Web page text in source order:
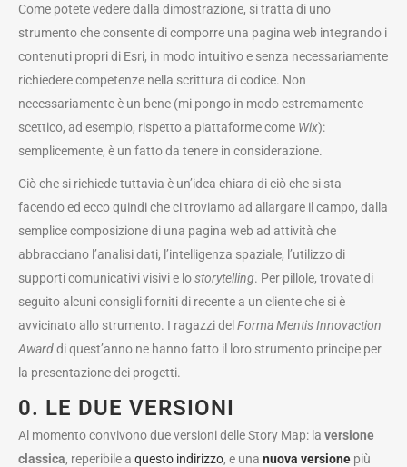
Come potete vedere dalla dimostrazione, si tratta di uno
strumento che consente di comporre una pagina web integrando i
contenuti propri di Esri, in modo intuitivo e senza necessariamente
richiedere competenze nella scrittura di codice. Non
necessariamente è un bene (mi pongo in modo estremamente
scettico, ad esempio, rispetto a piattaforme come Wix):
semplicemente, è un fatto da tenere in considerazione.
Ciò che si richiede tuttavia è un’idea chiara di ciò che si sta
facendo ed ecco quindi che ci troviamo ad allargare il campo, dalla
semplice composizione di una pagina web ad attività che
abbracciano l’analisi dati, l’intelligenza spaziale, l’utilizzo di
supporti comunicativi visivi e lostorytelling. Per pillole, trovate di
seguito alcuni consigli forniti di recente a un cliente che si è
avvicinato allo strumento. I ragazzi delForma Mentis Innovaction
Awarddi quest’anno ne hanno fatto il loro strumento principe per
la presentazione dei progetti.
0. LE DUE VERSIONI
Al momento convivono due versioni delle Story Map: la versione
classica, reperibile a questo indirizzo, e una nuova versione più